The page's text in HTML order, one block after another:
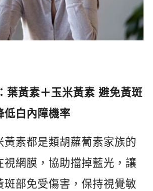
葉黃素＋玉米黃素 避免黃斑
低白內障機率
黃素都是類胡蘿蔔素家族的
視網膜，協助擋掉藍光，讓
斑部免受傷害，保持視覺敏